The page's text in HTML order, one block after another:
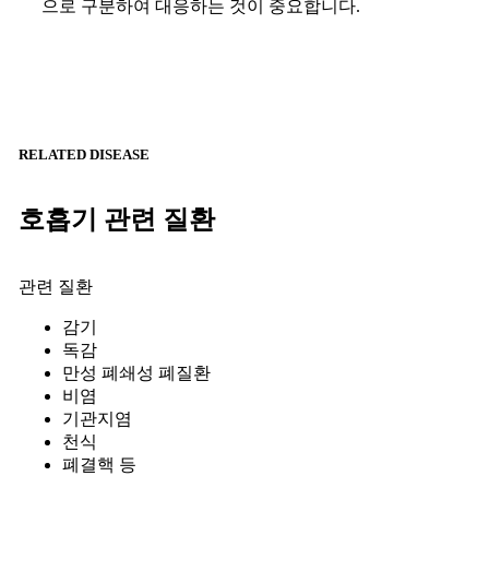
으로 구분하여 대응하는 것이 중요합니다.
RELATED DISEASE
호흡기 관련 질환
관련 질환
감기
독감
만성 폐쇄성 폐질환
비염
기관지염
천식
폐결핵 등